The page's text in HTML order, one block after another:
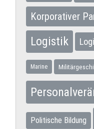
Korporativer
Logistik
Marine
Politische Bildung